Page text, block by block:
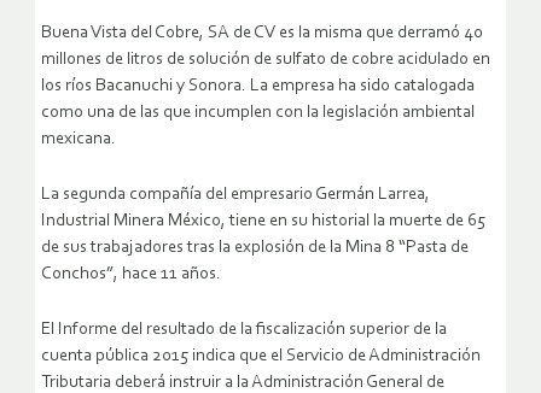
Buena Vista del Cobre, SA de CV es la misma que derramó 40
millones de litros de solución de sulfato de cobre acidulado en
los ríos Bacanuchi y Sonora. La empresa ha sido catalogada
como una de las que incumplen con la legislación ambiental
mexicana.
La segunda compañía del empresario Germán Larrea,
Industrial Minera México, tiene en su historial la muerte de 65
de sus trabajadores tras la explosión de la Mina 8 “Pasta de
Conchos”, hace 11 años.
El Informe del resultado de la fiscalización superior de la
cuenta pública 2015 indica que el Servicio de Administración
Tributaria deberá instruir a la Administración General de